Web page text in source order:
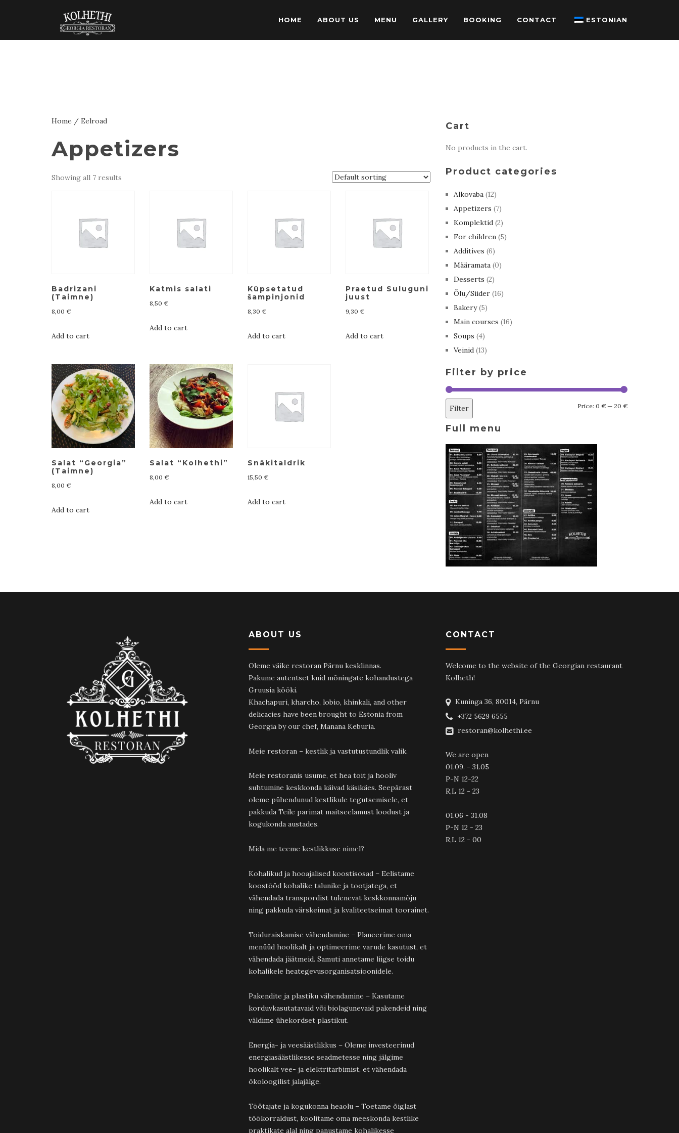
HOME ABOUT US MENU GALLERY BOOKING CONTACT ESTONIAN
Home / Eelroad
Appetizers
Showing all 7 results
Badrizani
(Taimne)
8,00 €
Add to cart
Katmis salati
8,50 €
Add to cart
Küpsetatud
šampinjonid
8,30 €
Add to cart
Praetud Suluguni
juust
9,30 €
Add to cart
Salat “Georgia”
(Taimne)
8,00 €
Add to cart
Salat “Kolhethi”
8,00 €
Add to cart
Snäkitaldrik
15,50 €
Add to cart
Cart
No products in the cart.
Product categories
Alkovaba (12)
Appetizers (7)
Komplektid (2)
For children (5)
Additives (6)
Määramata (0)
Desserts (2)
Õlu/Siider (16)
Bakery (5)
Main courses (16)
Soups (4)
Veinid (13)
Filter by price
Min
Max
Filter Price: 0 € — 20 €
Full menu
ABOUT US
Oleme väike restoran Pärnu kesklinnas.
Pakume autentset kuid mõningate kohandustega
Gruusia kööki.
Khachapuri, kharcho, lobio, khinkali, and other
delicacies have been brought to Estonia from
Georgia by our chef, Manana Keburia.
Meie restoran – kestlik ja vastutustundlik valik.
Meie restoranis usume, et hea toit ja hooliv
suhtumine keskkonda käivad käsikäes. Seepärast
oleme pühendunud kestlikule tegutsemisele, et
pakkuda Teile parimat maitseelamust loodust ja
kogukonda austades.
Mida me teeme kestlikkuse nimel?
Kohalikud ja hooajalised koostisosad – Eelistame
koostööd kohalike talunike ja tootjatega, et
vähendada transpordist tulenevat keskkonnamõju
ning pakkuda värskeimat ja kvaliteetseimat toorainet.
Toiduraiskamise vähendamine – Planeerime oma
menüüd hoolikalt ja optimeerime varude kasutust, et
vähendada jäätmeid. Samuti annetame liigse toidu
kohalikele heategevusorganisatsioonidele.
Pakendite ja plastiku vähendamine – Kasutame
korduvkasutatavaid või biolagunevaid pakendeid ning
väldime ühekordset plastikut.
Energia- ja veesäästlikkus – Oleme investeerinud
energiasäästlikesse seadmetesse ning jälgime
hoolikalt vee- ja elektritarbimist, et vähendada
ökoloogilist jalajälge.
Töötajate ja kogukonna heaolu – Toetame õiglast
töökorraldust, koolitame oma meeskonda kestlike
praktikate alal ning panustame kohalikesse
CONTACT
Welcome to the website of the Georgian restaurant
Kolheth!
Kuninga 36, 80014, Pärnu
+372 5629 6555
restoran@kolhethi.ee
We are open
01.09. - 31.05
P-N 12-22
R,L 12 - 23
01.06 - 31.08
P-N 12 - 23
R,L 12 - 00